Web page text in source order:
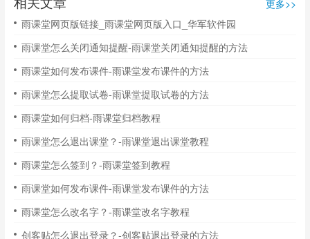
雨课堂网页版链接_雨课堂网页版入口_华军软件园
雨课堂怎么关闭通知提醒-雨课堂关闭通知提醒的方法
雨课堂如何发布课件-雨课堂发布课件的方法
雨课堂怎么提取试卷-雨课堂提取试卷的方法
雨课堂如何归档-雨课堂归档教程
雨课堂怎么退出课堂？-雨课堂退出课堂教程
雨课堂怎么签到？-雨课堂签到教程
雨课堂如何发布课件-雨课堂发布课件的方法
雨课堂怎么改名字？-雨课堂改名字教程
创客贴怎么退出登录？-创客贴退出登录的方法